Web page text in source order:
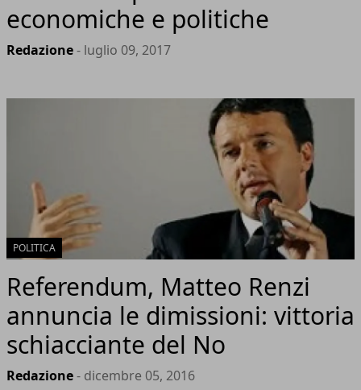
economiche e politiche
Redazione- luglio 09, 2017
POLITICA
Referendum, Matteo Renzi
annuncia le dimissioni: vittoria
schiacciante del No
Redazione- dicembre 05, 2016